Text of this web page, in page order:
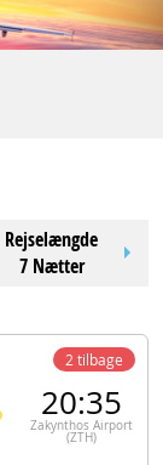
Rejselængde
7 Nætter
20:35
Zakynthos Airport
(ZTH)
2 tilbage